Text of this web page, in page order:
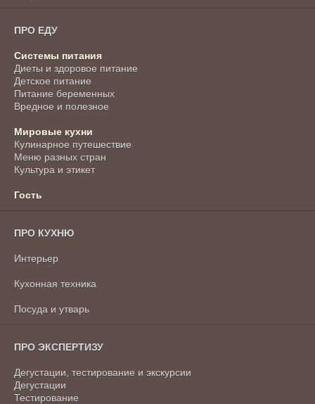
ПРО ЕДУ
Системы питания
Диеты и здоровое питание
Детское питание
Питание беременных
Вредное и полезное
Мировые кухни
Кулинарное путешествие
Меню разных стран
Культура и этикет
Гость
ПРО КУХНЮ
Интерьер
Кухонная техника
Посуда и утварь
ПРО ЭКСПЕРТИЗУ
Дегустации, тестирование и экскурсии
Дегустации
Тестирование